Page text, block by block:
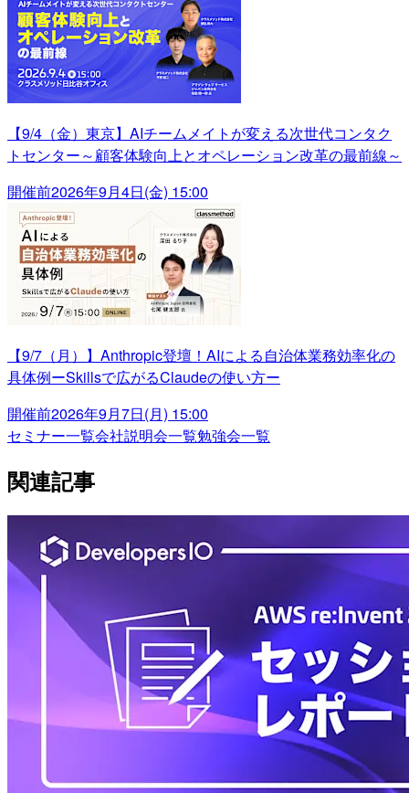
【9/4（金）東京】AIチームメイトが変える次世代コンタク
トセンター～顧客体験向上とオペレーション改革の最前線～
開催前2026年9月4日(金) 15:00
【9/7（月）】Anthropic登壇！AIによる自治体業務効率化の
具体例ーSkillsで広がるClaudeの使い方ー
開催前2026年9月7日(月) 15:00
セミナー一覧会社説明会一覧勉強会一覧
関連記事